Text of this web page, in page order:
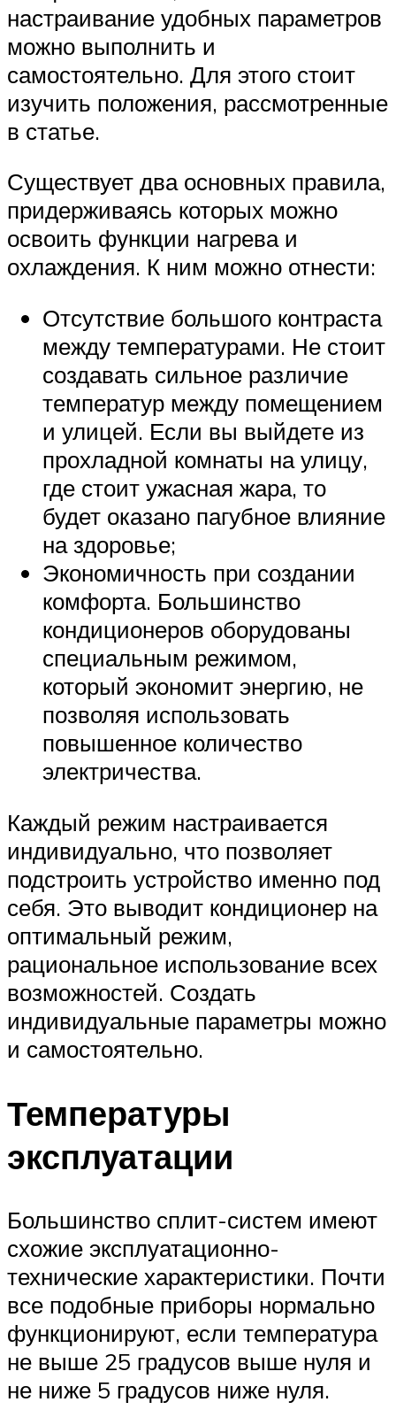
настраивание удобных параметров
можно выполнить и
самостоятельно. Для этого стоит
изучить положения, рассмотренные
в статье.
Существует два основных правила,
придерживаясь которых можно
освоить функции нагрева и
охлаждения. К ним можно отнести:
Отсутствие большого контраста
между температурами. Не стоит
создавать сильное различие
температур между помещением
и улицей. Если вы выйдете из
прохладной комнаты на улицу,
где стоит ужасная жара, то
будет оказано пагубное влияние
на здоровье;
Экономичность при создании
комфорта. Большинство
кондиционеров оборудованы
специальным режимом,
который экономит энергию, не
позволяя использовать
повышенное количество
электричества.
Каждый режим настраивается
индивидуально, что позволяет
подстроить устройство именно под
себя. Это выводит кондиционер на
оптимальный режим,
рациональное использование всех
возможностей. Создать
индивидуальные параметры можно
и самостоятельно.
Температуры
эксплуатации
Большинство сплит-систем имеют
схожие эксплуатационно-
технические характеристики. Почти
все подобные приборы нормально
функционируют, если температура
не выше 25 градусов выше нуля и
не ниже 5 градусов ниже нуля.